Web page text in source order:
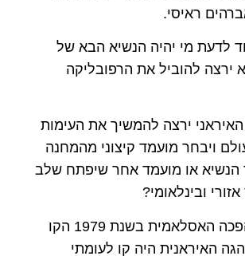
ראיסי.
לדעת מי יהיה הנשיא הבא של
ירצה להוביל את הרפובליקה
ירצה להמשיך את העימות
ויבחר מועמד קיצוני מהמחנה
הנשיא או מועמד אחר שיפתח שלב
ובינלאומי?
מתחילת המהפכה האסלאמית בשנת 1979 הקו
האיראנית היה קו לעומתי